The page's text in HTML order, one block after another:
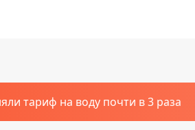
тариф на воду почти в 3 раза